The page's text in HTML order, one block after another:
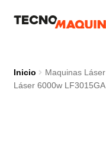
IrIr
Inicio Maquinas Láser
Láser 6000w LF3015GA